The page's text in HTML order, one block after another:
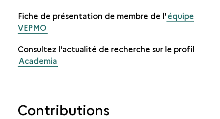
Fiche de présentation de membre de l'équipe
VEPMO
Consultez l'actualité de recherche sur le profil
Academia
Contributions